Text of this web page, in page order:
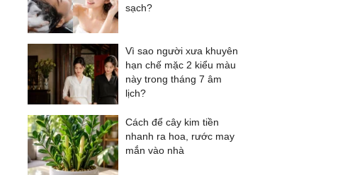
sạch?
Vì sao người xưa khuyên
hạn chế mặc 2 kiểu màu
này trong tháng 7 âm
lịch?
Cách để cây kim tiền
nhanh ra hoa, rước may
mắn vào nhà